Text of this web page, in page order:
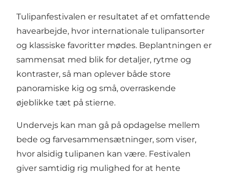
Tulipanfestivalen er resultatet af et omfattende
havearbejde, hvor internationale tulipansorter
og klassiske favoritter mødes. Beplantningen er
sammensat med blik for detaljer, rytme og
kontraster, så man oplever både store
panoramiske kig og små, overraskende
øjeblikke tæt på stierne.
Undervejs kan man gå på opdagelse mellem
bede og farvesammensætninger, som viser,
hvor alsidig tulipanen kan være. Festivalen
giver samtidig rig mulighed for at hente